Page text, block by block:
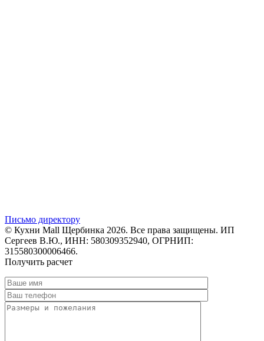
Письмо директору
© Кухни Mall Щербинка 2026. Все права защищены. ИП
Сергеев В.Ю., ИНН: 580309352940, ОГРНИП:
315580300006466.
Получить расчет